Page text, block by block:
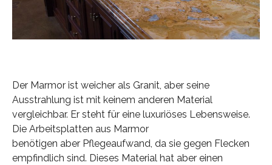
Der Marmor ist weicher als Granit, aber seine
Ausstrahlung ist mit keinem anderen Material
vergleichbar. Er steht für eine luxuriöses Lebensweise.
Die Arbeitsplatten aus Marmor
benötigen aber Pflegeaufwand, da sie gegen Flecken
empfindlich sind. Dieses Material hat aber einen